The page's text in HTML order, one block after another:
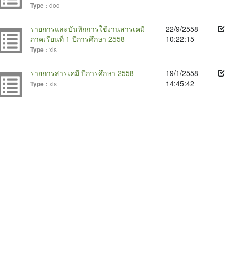
Type : doc
รายการและบันทึกการใช้งานสารเคมี
ภาคเรียนที่ 1 ปีการศึกษา 2558
Type : xls
22/9/2558
10:22:15
รายการสารเคมี ปีการศึกษา 2558
Type : xls
19/1/2558
14:45:42